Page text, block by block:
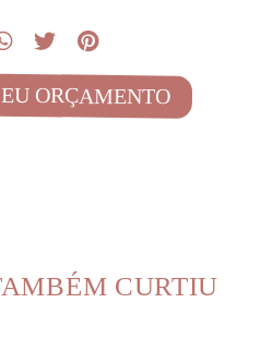
ORÇAMENTO
CURTIU